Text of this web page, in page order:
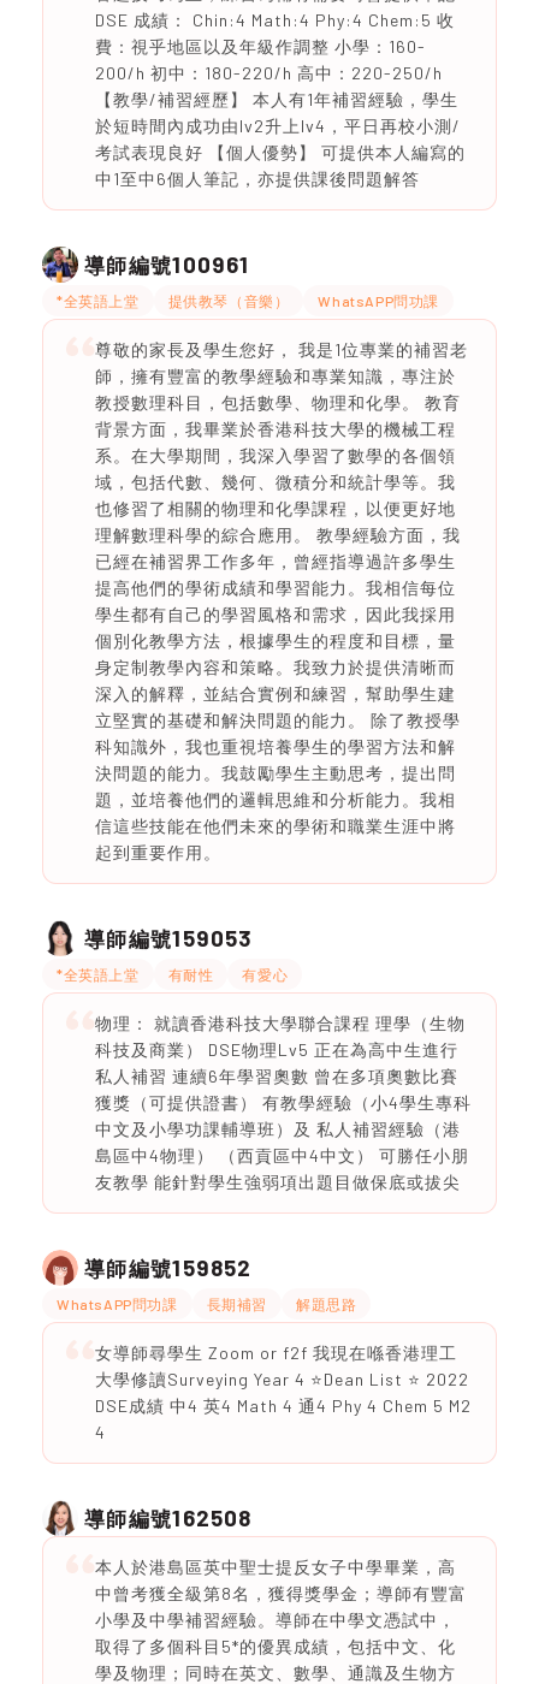
DSE 成績： Chin:4 Math:4 Phy:4 Chem:5 收
費：視乎地區以及年級作調整 小學：160-
200/h 初中：180-220/h 高中：220-250/h
【教學/補習經歷】 本人有1年補習經驗，學生
於短時間內成功由lv2升上lv4，平日再校小測/
考試表現良好 【個人優勢】 可提供本人編寫的
中1至中6個人筆記，亦提供課後問題解答
導師編號100961
*全英語上堂 提供教琴（音樂） WhatsAPP問功課
尊敬的家長及學生您好， 我是1位專業的補習老
師，擁有豐富的教學經驗和專業知識，專注於
教授數理科目，包括數學、物理和化學。 教育
背景方面，我畢業於香港科技大學的機械工程
系。在大學期間，我深入學習了數學的各個領
域，包括代數、幾何、微積分和統計學等。我
也修習了相關的物理和化學課程，以便更好地
理解數理科學的綜合應用。 教學經驗方面，我
已經在補習界工作多年，曾經指導過許多學生
提高他們的學術成績和學習能力。我相信每位
學生都有自己的學習風格和需求，因此我採用
個別化教學方法，根據學生的程度和目標，量
身定制教學內容和策略。我致力於提供清晰而
深入的解釋，並結合實例和練習，幫助學生建
立堅實的基礎和解決問題的能力。 除了教授學
科知識外，我也重視培養學生的學習方法和解
決問題的能力。我鼓勵學生主動思考，提出問
題，並培養他們的邏輯思維和分析能力。我相
信這些技能在他們未來的學術和職業生涯中將
起到重要作用。
導師編號159053
*全英語上堂 有耐性 有愛心
物理： 就讀香港科技大學聯合課程 理學（生物
科技及商業） DSE物理Lv5 正在為高中生進行
私人補習 連續6年學習奧數 曾在多項奧數比賽
獲獎（可提供證書） 有教學經驗（小4學生專科
中文及小學功課輔導班）及 私人補習經驗（港
島區中4物理） （西貢區中4中文） 可勝任小朋
友教學 能針對學生強弱項出題目做保底或拔尖
導師編號159852
WhatsAPP問功課 長期補習 解題思路
女導師尋學生 Zoom or f2f 我現在喺香港理工
大學修讀Surveying Year 4 ⭐️Dean List ⭐️ 2022
DSE成績 中4 英4 Math 4 通4 Phy 4 Chem 5 M2
4
導師編號162508
本人於港島區英中聖士提反女子中學畢業，高
中曾考獲全級第8名，獲得獎學金；導師有豐富
小學及中學補習經驗。導師在中學文憑試中，
取得了多個科目5*的優異成績，包括中文、化
學及物理；同時在英文、數學、通識及生物方